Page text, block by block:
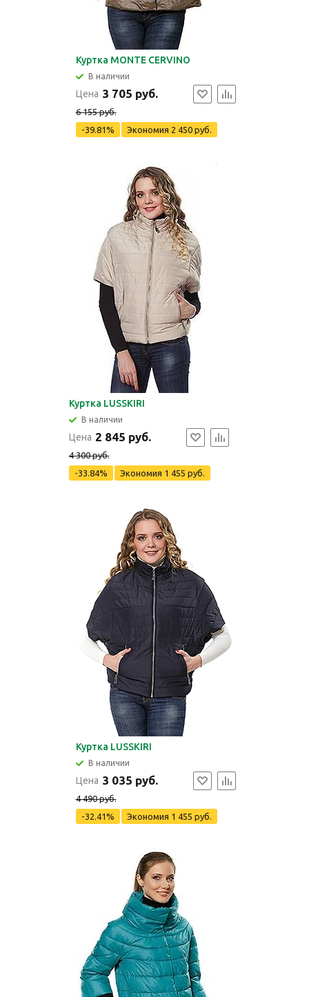
Куртка MONTE CERVINO
В наличии
Цена 3 705 руб.
6 155 руб.
-39.81%
Экономия 2 450 руб.
Куртка LUSSKIRI
В наличии
Цена 2 845 руб.
4 300 руб.
-33.84%
Экономия 1 455 руб.
Куртка LUSSKIRI
В наличии
Цена 3 035 руб.
4 490 руб.
-32.41%
Экономия 1 455 руб.